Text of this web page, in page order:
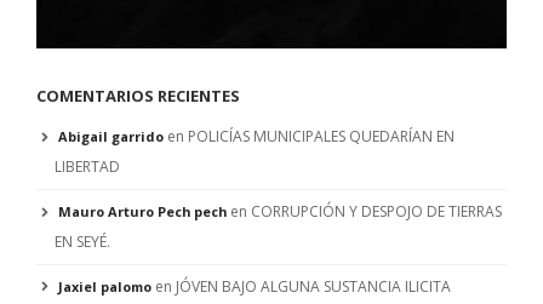
COMENTARIOS RECIENTES
Abigail garrido en POLICÍAS MUNICIPALES QUEDARÍAN EN
LIBERTAD
Mauro Arturo Pech pech en CORRUPCIÓN Y DESPOJO DE TIERRAS
EN SEYÉ.
Jaxiel palomo en JÓVEN BAJO ALGUNA SUSTANCIA ILICITA